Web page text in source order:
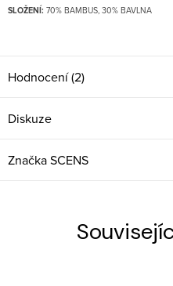
SLOŽENÍ: 70% BAMBUS, 30% BAVLNA
Hodnocení (2)
Diskuze
ZnačkaSCENS